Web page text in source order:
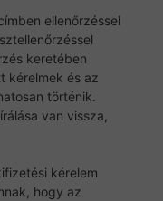
ellenőrzéssel
keretében
kérelmek és az
történik.
van vissza,
kérelem
hogy az